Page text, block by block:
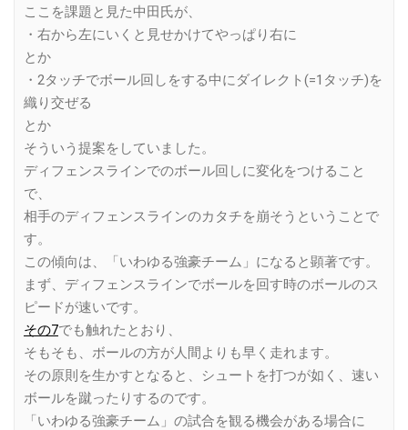
ここを課題と見た中田氏が、
・右から左にいくと見せかけてやっぱり右に
とか
・2タッチでボール回しをする中にダイレクト(=1タッチ)を
織り交ぜる
とか
そういう提案をしていました。
ディフェンスラインでのボール回しに変化をつけること
で、
相手のディフェンスラインのカタチを崩そうということで
す。
この傾向は、「いわゆる強豪チーム」になると顕著です。
まず、ディフェンスラインでボールを回す時のボールのス
ピードが速いです。
その7でも触れたとおり、
そもそも、ボールの方が人間よりも早く走れます。
その原則を生かすとなると、シュートを打つが如く、速い
ボールを蹴ったりするのです。
「いわゆる強豪チーム」の試合を観る機会がある場合に